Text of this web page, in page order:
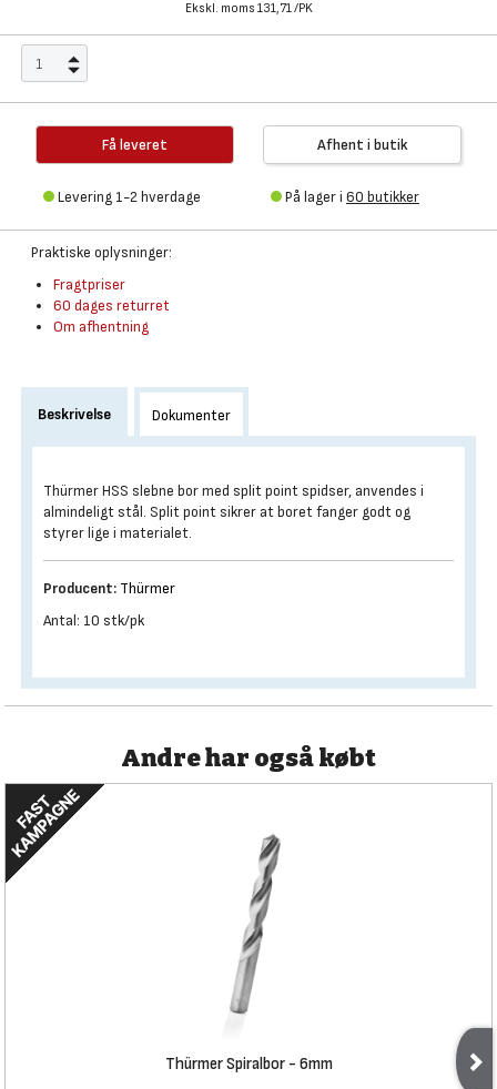
Ekskl. moms 131,71/PK
Få leveret
Levering 1-2 hverdage
Afhent i butik
På lager i 60 butikker
Praktiske oplysninger:
Fragtpriser
60 dages returret
Om afhentning
Beskrivelse Dokumenter
Thürmer HSS slebne bor med split point spidser, anvendes i
almindeligt stål. Split point sikrer at boret fanger godt og
styrer lige i materialet.
Producent: Thürmer
Antal: 10 stk/pk
Andre har også købt
Thürmer Spiralbor - 6mm